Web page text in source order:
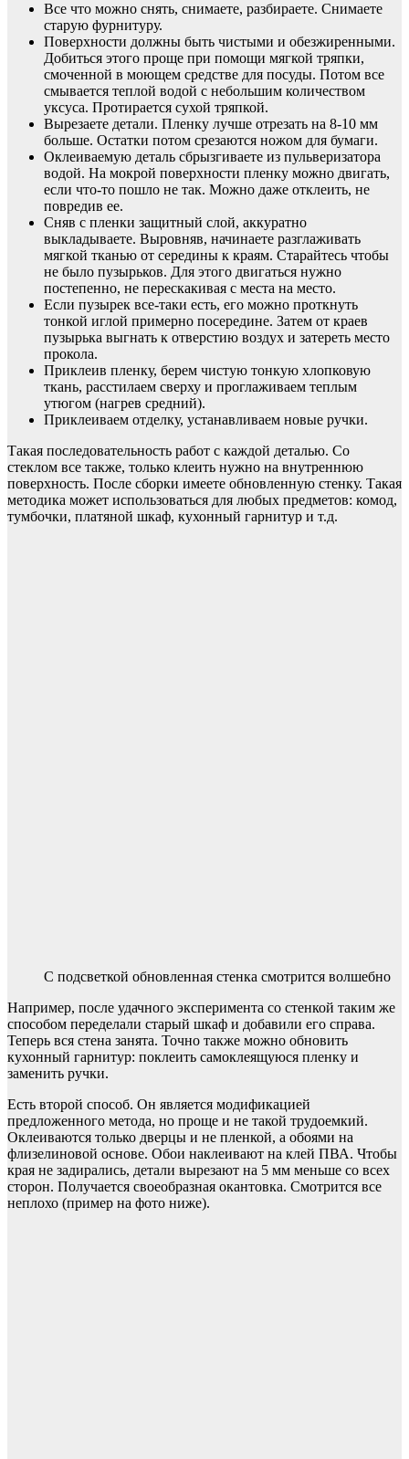
Все что можно снять, снимаете, разбираете. Снимаете
старую фурнитуру.
Поверхности должны быть чистыми и обезжиренными.
Добиться этого проще при помощи мягкой тряпки,
смоченной в моющем средстве для посуды. Потом все
смывается теплой водой с небольшим количеством
уксуса. Протирается сухой тряпкой.
Вырезаете детали. Пленку лучше отрезать на 8-10 мм
больше. Остатки потом срезаются ножом для бумаги.
Оклеиваемую деталь сбрызгиваете из пульверизатора
водой. На мокрой поверхности пленку можно двигать,
если что-то пошло не так. Можно даже отклеить, не
повредив ее.
Сняв с пленки защитный слой, аккуратно
выкладываете. Выровняв, начинаете разглаживать
мягкой тканью от середины к краям. Старайтесь чтобы
не было пузырьков. Для этого двигаться нужно
постепенно, не перескакивая с места на место.
Если пузырек все-таки есть, его можно проткнуть
тонкой иглой примерно посередине. Затем от краев
пузырька выгнать к отверстию воздух и затереть место
прокола.
Приклеив пленку, берем чистую тонкую хлопковую
ткань, расстилаем сверху и проглаживаем теплым
утюгом (нагрев средний).
Приклеиваем отделку, устанавливаем новые ручки.
Такая последовательность работ с каждой деталью. Со
стеклом все также, только клеить нужно на внутреннюю
поверхность. После сборки имеете обновленную стенку. Такая
методика может использоваться для любых предметов: комод,
тумбочки, платяной шкаф, кухонный гарнитур и т.д.
С подсветкой обновленная стенка смотрится волшебно
Например, после удачного эксперимента со стенкой таким же
способом переделали старый шкаф и добавили его справа.
Теперь вся стена занята. Точно также можно обновить
кухонный гарнитур: поклеить самоклеящуюся пленку и
заменить ручки.
Есть второй способ. Он является модификацией
предложенного метода, но проще и не такой трудоемкий.
Оклеиваются только дверцы и не пленкой, а обоями на
флизелиновой основе. Обои наклеивают на клей ПВА. Чтобы
края не задирались, детали вырезают на 5 мм меньше со всех
сторон. Получается своеобразная окантовка. Смотрится все
неплохо (пример на фото ниже).